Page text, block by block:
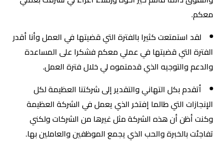
معكم.
لقد استمتعت كثيرا بالفترة التي قضيتها في العمل وأنا أقدر
الفترة التي قضيتها في عملي معكم فشكرا على المساعدة
والدعم والتوجيه الذي قدمتموه لي خلال فترة العمل.
أتقدم بكل التهاني والتقدير إلى شركتنا العظيمة لكل
الإنجازات التي طالما إفتخر الذي يعمل في الشركة العظيمة
وكنت أظن أن هذه الشركة مثل غيرها من الشركات ولكني
تفاجئت بالخبرة والحب الذي يجمع الموظفين والعاملين بها.